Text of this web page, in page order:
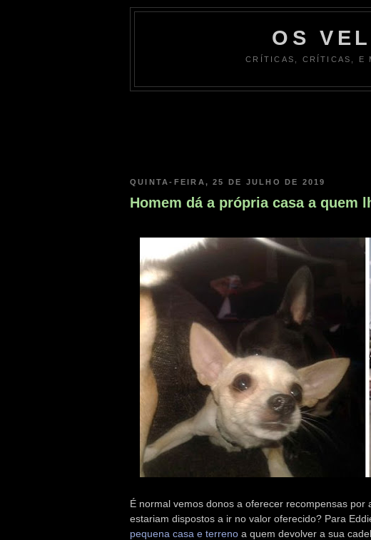
OS
CRÍTICAS, CRÍTICAS, E
QUINTA-FEIRA, 25 DE JULHO DE 2019
Homem dá a própria casa a quem
É normal vemos donos a oferecer recompensas
estariam dispostos a ir no valor oferecido? Para
pequena casa e terreno a quem devolver a sua